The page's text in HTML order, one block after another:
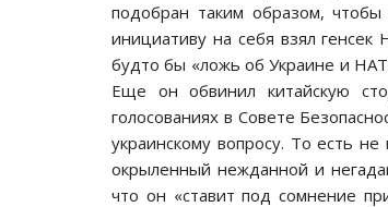
подобран таким образом, чтобы
инициативу на себя взял генсек
будто бы «ложь об Украине и
Еще он обвинил китайскую
голосованиях в Совете
украинскому вопросу. То есть
окрыленный нежданной и
что он «ставит под сомнение